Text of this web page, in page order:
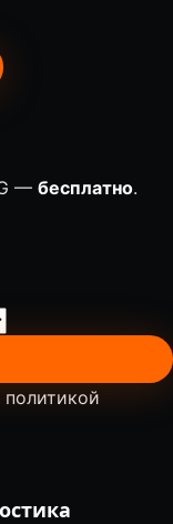
— бесплатно.
политикой